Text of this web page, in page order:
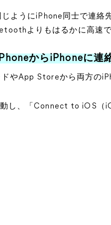
ようにiPhone同士で連
よりもはるかに高速
からiPhoneに連
やApp Storeから両方の
し、「Connect to iOS（